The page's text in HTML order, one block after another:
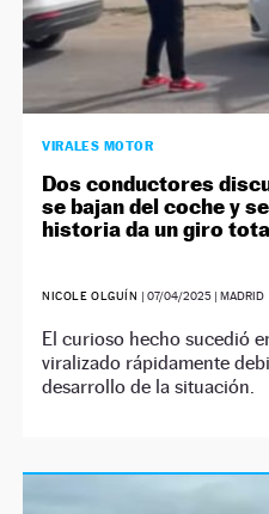
VIRALES MOTOR
Dos conductores
se bajan del coche y
historia da un giro
NICOLE OLGUÍN | 07/04/2025| MADRID
El curioso hecho sucedió
viralizado rápidamente
desarrollo de la situación.